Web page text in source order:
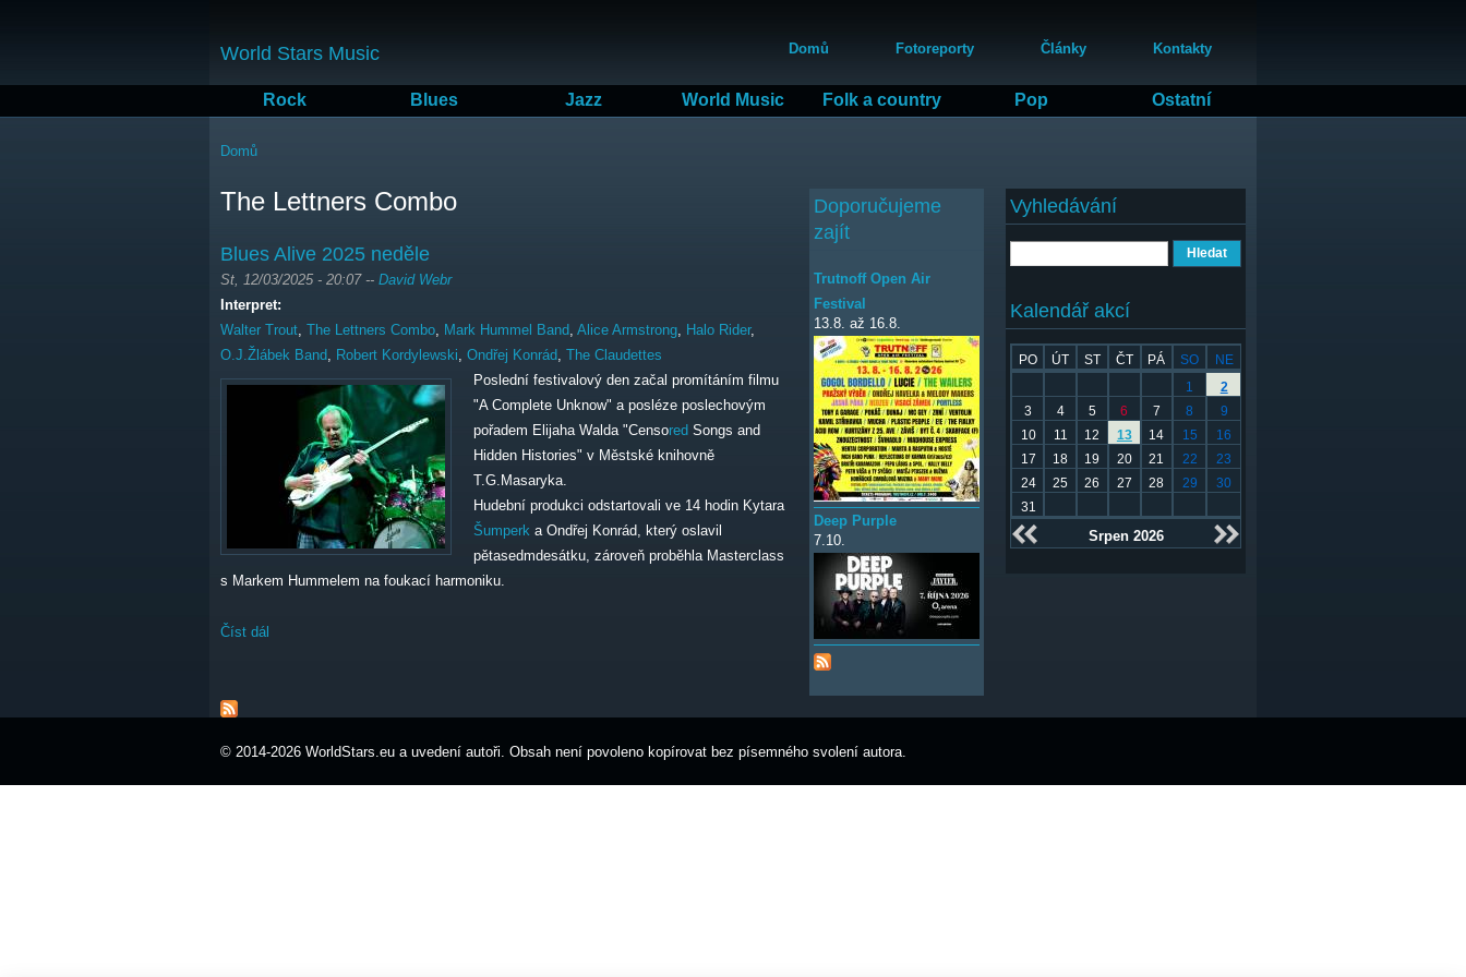
obsahu
World Stars Music Domů Fotoreporty Články Kontakty
Rock Blues Jazz World Music Folk a country Pop Ostatní
Jste zde
Domů
The Lettners Combo
Blues Alive 2025 neděle
St, 12/03/2025 - 20:07-- David Webr
Interpret:
Walter Trout, The Lettners Combo, Mark Hummel Band, Alice Armstrong, Halo Rider,
O.J.Žlábek Band, Robert Kordylewski, Ondřej Konrád, The Claudettes
Poslední festivalový den začal promítáním filmu
"A Complete Unknow" a posléze poslechovým
pořadem Elijaha Walda "Censored Songs and
Hidden Histories" v Městské knihovně
T.G.Masaryka.
Hudební produkci odstartovali ve 14 hodin Kytara
Šumperk a Ondřej Konrád, který oslavil
pětasedmdesátku, zároveň proběhla Masterclass
s Markem Hummelem na foukací harmoniku.
Číst dál
Vyhledávání
Kalendář akcí
PO ÚT ST ČT PÁ SO
NE
1
2
3
4 5 6 7 8
9
10
11 12 13 14 15
16
17
18 19 20 21 22
23
24
25 26 27 28 29
30
31
Srpen 2026
Doporučujeme
zajít
Trutnoff Open Air
Festival
13.8. až 16.8.
Deep Purple
7.10.
© 2014-2026 WorldStars.eu a uvedení autoři. Obsah není povoleno kopírovat bez písemného svolení autora.